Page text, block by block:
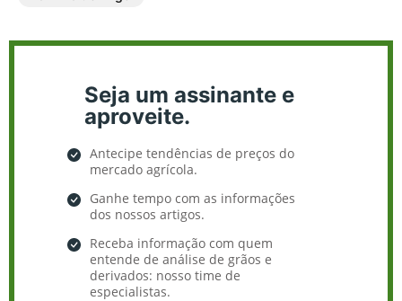
Seja um assinante e
aproveite.
Antecipe tendências de preços do
mercado agrícola.
Ganhe tempo com as informações
dos nossos artigos.
Receba informação com quem
entende de análise de grãos e
derivados: nosso time de
especialistas.